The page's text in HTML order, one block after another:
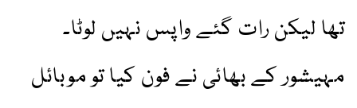
تھا لیکن رات گئے واپس نہیں لوٹا۔
مہیشور کے بھائی نے فون کیا تو موبائل